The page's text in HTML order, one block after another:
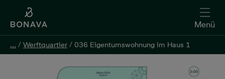
Menü
... / Werftquartier / 036 Eigentumswohnung im Haus 1
... / Werftquartier / 036 Eigentumswohnung im Haus 1
Kontakt aufnehmen